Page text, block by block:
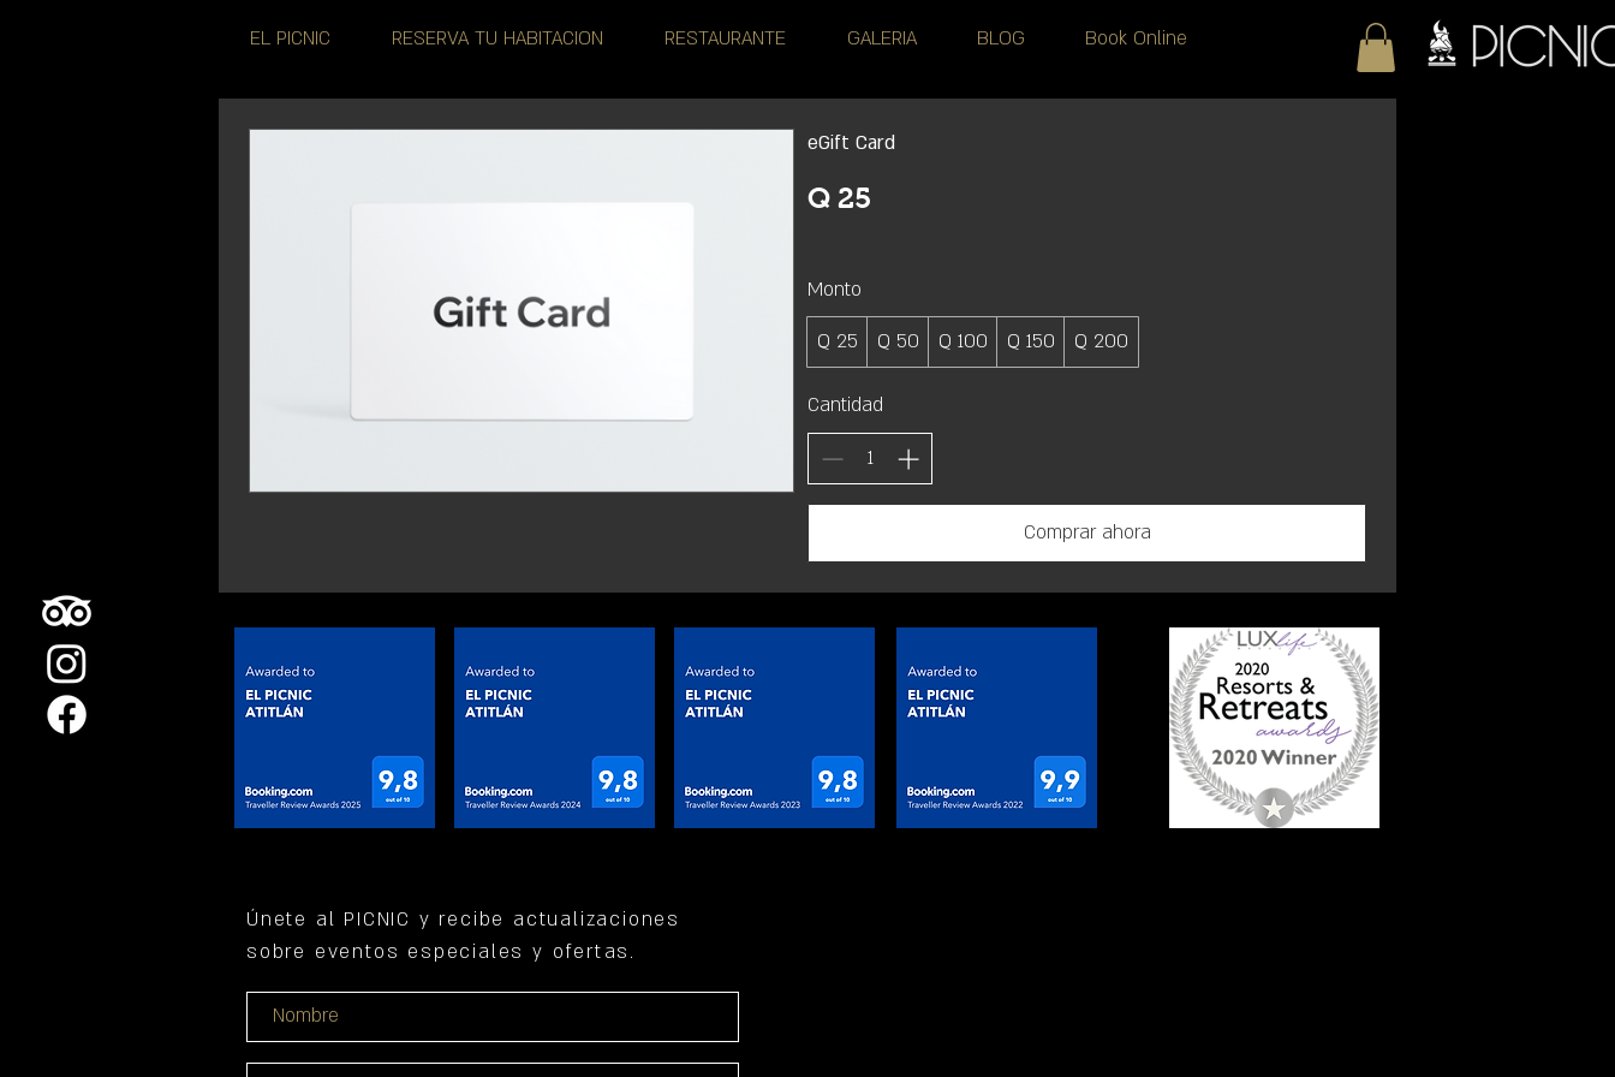
EL PICNIC RESERVA TU HABITACION RESTAURANTE GALERIA BLOG Book Online
eGift Card
Q 25
Monto
Q 25
Q 50 Q 100 Q 150 Q 200
Cantidad
Comprar ahora
Únete al PICNIC y recibe actualizaciones
sobre eventos especiales y ofertas.